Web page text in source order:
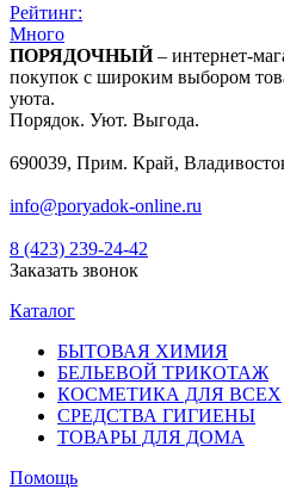
Рейтинг:
Много
ПОРЯДОЧНЫЙ– интернет-
покупок с широким выбором
уюта.
Порядок. Уют. Выгода.
690039, Прим. Край,
info@poryadok-online.ru
8 (423) 239-24-42
Заказать звонок
Каталог
БЫТОВАЯ ХИМИЯ
БЕЛЬЕВОЙ ТРИКОТАЖ
КОСМЕТИКА ДЛЯ ВСЕХ
СРЕДСТВА ГИГИЕНЫ
ТОВАРЫ ДЛЯ ДОМА
Помощь